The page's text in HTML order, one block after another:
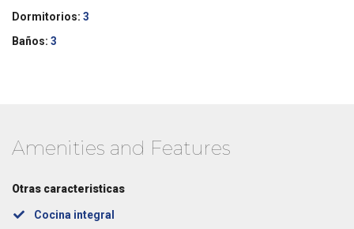
Dormitorios: 3
Baños: 3
Amenities and Features
Otras caracteristicas
Cocina integral